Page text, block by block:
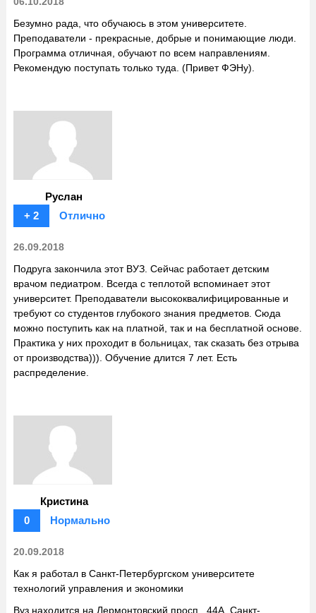
Безумно рада, что обучаюсь в этом университете.
Преподаватели - прекрасные, добрые и понимающие люди.
Программа отличная, обучают по всем направлениям.
Рекомендую поступать только туда. (Привет ФЭНу).
Руслан
+ 2
Отлично
26.09.2018
Подруга закончила этот ВУЗ. Сейчас работает детским
врачом педиатром. Всегда с теплотой вспоминает этот
университет. Преподаватели высококвалифицированные и
требуют со студентов глубокого знания предметов. Сюда
можно поступить как на платной, так и на бесплатной основе.
Практика у них проходит в больницах, так сказать без отрыва
от производства))). Обучение длится 7 лет. Есть
распределение.
Кристина
0
Нормально
20.09.2018
Как я работал в Санкт-Петербургском университете
технологий управления и экономики
Вуз находится на Лермонтовский просп., 44А, Санкт-